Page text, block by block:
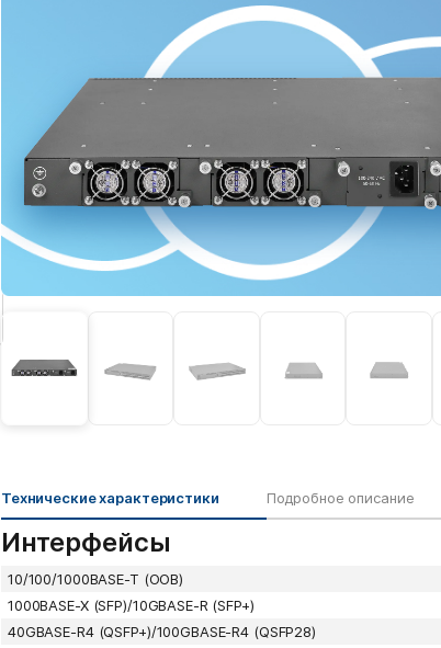
Технические характеристики Подробное описание
Интерфейсы
10/100/1000BASE-T (OOB)
1000BASE-X (SFP)/10GBASE-R (SFP+)
40GBASE-R4 (QSFP+)/100GBASE-R4 (QSFP28)